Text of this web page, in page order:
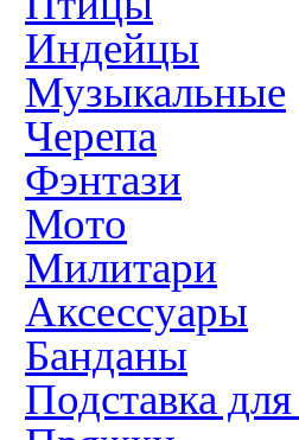
Индейцы
Музыкальные
Черепа
Фэнтази
Мото
Милитари
Аксессуары
Банданы
Подставка